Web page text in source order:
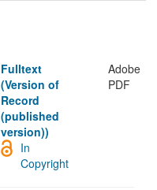
Fulltext
(Version of
Record
(published
version))
Adobe
PDF
In
Copyright